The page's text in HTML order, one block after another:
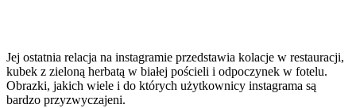
Jej ostatnia relacja na instagramie przedstawia kolacje w restauracji,
kubek z zieloną herbatą w białej pościeli i odpoczynek w fotelu.
Obrazki, jakich wiele i do których użytkownicy instagrama są
bardzo przyzwyczajeni.